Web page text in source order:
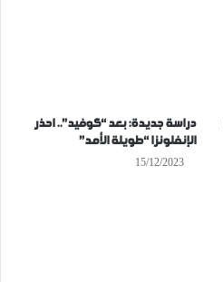
دراسة جديدة: بعد “كوفيد”.. احذر
الإنفلونزا “طويلة الأمد”
15/12/2023